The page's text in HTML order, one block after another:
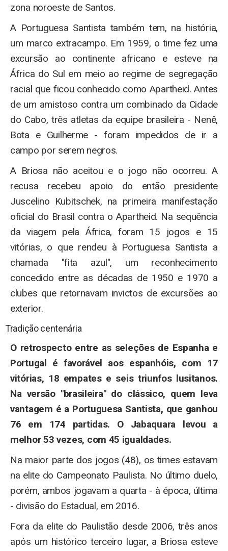
zona noroeste de Santos.
A Portuguesa Santista também tem, na história,
um marco extracampo. Em 1959, o time fez uma
excursão ao continente africano e esteve na
África do Sul em meio ao regime de segregação
racial que ficou conhecido como Apartheid. Antes
de um amistoso contra um combinado da Cidade
do Cabo, três atletas da equipe brasileira - Nenê,
Bota e Guilherme - foram impedidos de ir a
campo por serem negros.
A Briosa não aceitou e o jogo não ocorreu. A
recusa recebeu apoio do então presidente
Juscelino Kubitschek, na primeira manifestação
oficial do Brasil contra o Apartheid. Na sequência
da viagem pela África, foram 15 jogos e 15
vitórias, o que rendeu à Portuguesa Santista a
chamada "fita azul", um reconhecimento
concedido entre as décadas de 1950 e 1970 a
clubes que retornavam invictos de excursões ao
exterior.
Tradição centenária
O retrospecto entre as seleções de Espanha e
Portugal é favorável aos espanhóis, com 17
vitórias, 18 empates e seis triunfos lusitanos.
Na versão "brasileira" do clássico, quem leva
vantagem é a Portuguesa Santista, que ganhou
76 em 174 partidas. O Jabaquara levou a
melhor 53 vezes, com 45 igualdades.
Na maior parte dos jogos (48), os times estavam
na elite do Campeonato Paulista. No último duelo,
porém, ambos jogavam a quarta - à época, última
- divisão do Estadual, em 2016.
Fora da elite do Paulistão desde 2006, três anos
após um histórico terceiro lugar, a Briosa esteve